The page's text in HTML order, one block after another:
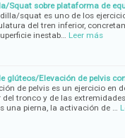
Squat sobre plataforma de
squat es uno de los
del tren inferior,
inestab… Leer más
glúteos/Elevación de pelvis
de pelvis es un ejercicio en
del tronco y de las
una pierna, la activación de …